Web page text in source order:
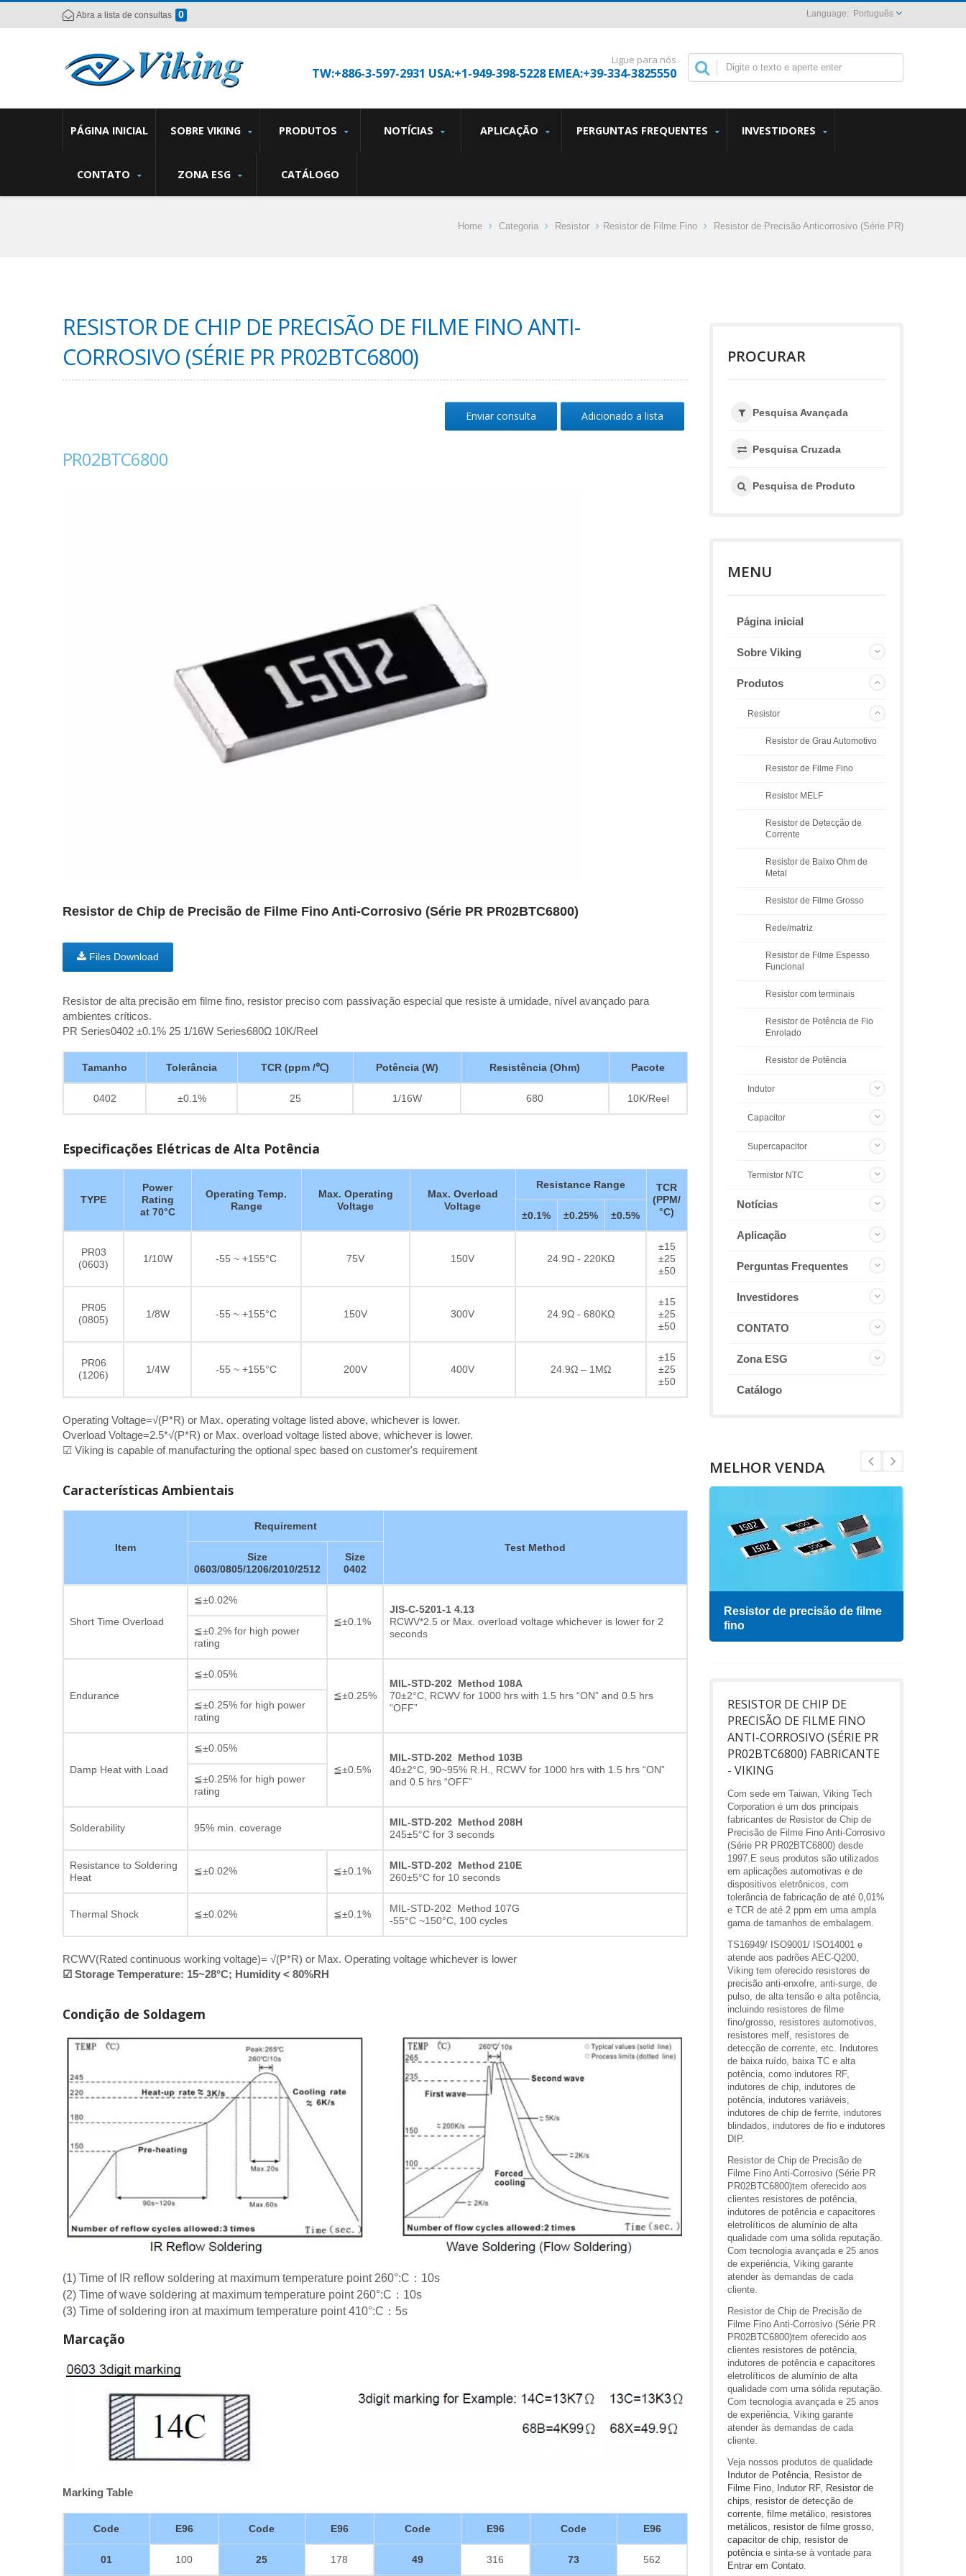
Abra a lista de consultas 0 Português
Ligue para nós
TW:+886-3-597-2931 USA:+1-949-398-5228 EMEA:+39-334-3825550
PÁGINA INICIAL SOBRE VIKING PRODUTOS NOTÍCIAS APLICAÇÃO PERGUNTAS FREQUENTES INVESTIDORES
CONTATO ZONA ESG CATÁLOGO
Home Categoria Resistor Resistor de Filme Fino Resistor de Precisão Anticorrosivo (Série PR)
RESISTOR DE CHIP DE PRECISÃO DE FILME FINO ANTI-
CORROSIVO (SÉRIE PR PR02BTC6800)
Enviar consulta Adicionado a lista
PR02BTC6800
Resistor de Chip de Precisão de Filme Fino Anti-Corrosivo (Série PR PR02BTC6800)
Files Download
Resistor de alta precisão em filme fino, resistor preciso com passivação especial que resiste à umidade, nível avançado para
ambientes críticos.
PR Series0402 ±0.1% 25 1/16W Series680Ω 10K/Reel
Tamanho Tolerância TCR (ppm /℃) Potência (W) Resistência (Ohm) Pacote
0402 ±0.1% 25 1/16W 680 10K/Reel
Especificações Elétricas de Alta Potência
TYPE
Power
Rating
at 70°C
Operating Temp.
Range
Max. Operating
Voltage
Max. Overload
Voltage
Resistance Range
TCR
(PPM/
°C)
±0.1% ±0.25% ±0.5%
PR03
(0603)
1/10W -55 ~ +155°C 75V 150V 24.9Ω - 220KΩ
±15
±25
±50
PR05
(0805)
1/8W -55 ~ +155°C 150V 300V 24.9Ω - 680KΩ
±15
±25
±50
PR06
(1206)
1/4W -55 ~ +155°C 200V 400V 24.9Ω – 1MΩ
±15
±25
±50
Operating Voltage=√(P*R) or Max. operating voltage listed above, whichever is lower.
Overload Voltage=2.5*√(P*R) or Max. overload voltage listed above, whichever is lower.
☑ Viking is capable of manufacturing the optional spec based on customer's requirement
Características Ambientais
Item
Requirement
Test Method
Size
0603/0805/1206/2010/2512
Size
0402
Short Time Overload
≦±0.02%
≦±0.1%
JIS-C-5201-1 4.13
RCWV*2.5 or Max. overload voltage whichever is lower for 2
seconds
≦±0.2% for high power
rating
Endurance
≦±0.05%
≦±0.25%
MIL-STD-202 Method 108A
70±2°C, RCWV for 1000 hrs with 1.5 hrs “ON” and 0.5 hrs
“OFF”
≦±0.25% for high power
rating
Damp Heat with Load
≦±0.05%
≦±0.5%
MIL-STD-202 Method 103B
40±2°C, 90~95% R.H., RCWV for 1000 hrs with 1.5 hrs “ON”
and 0.5 hrs “OFF”
≦±0.25% for high power
rating
Solderability 95% min. coverage
MIL-STD-202 Method 208H
245±5°C for 3 seconds
Resistance to Soldering
Heat
≦±0.02% ≦±0.1%
MIL-STD-202 Method 210E
260±5°C for 10 seconds
Thermal Shock ≦±0.02% ≦±0.1%
MIL-STD-202 Method 107G
-55°C ~150°C, 100 cycles
RCWV(Rated continuous working voltage)= √(P*R) or Max. Operating voltage whichever is lower
☑ Storage Temperature: 15~28°C; Humidity < 80%RH
Condição de Soldagem
(1) Time of IR reflow soldering at maximum temperature point 260°:C：10s
(2) Time of wave soldering at maximum temperature point 260°:C：10s
(3) Time of soldering iron at maximum temperature point 410°:C：5s
Marcação
Marking Table
Code E96 Code E96 Code E96 Code E96
01 100 25 178 49 316 73 562
PROCURAR
Pesquisa Avançada
Pesquisa Cruzada
Pesquisa de Produto
MENU
Página inicial
Sobre Viking
Produtos
Resistor
Resistor de Grau Automotivo
Resistor de Filme Fino
Resistor MELF
Resistor de Detecção de
Corrente
Resistor de Baixo Ohm de
Metal
Resistor de Filme Grosso
Rede/matriz
Resistor de Filme Espesso
Funcional
Resistor com terminais
Resistor de Potência de Fio
Enrolado
Resistor de Potência
Indutor
Capacitor
Supercapacitor
Termistor NTC
Notícias
Aplicação
Perguntas Frequentes
Investidores
CONTATO
Zona ESG
Catálogo
MELHOR VENDA
Resistor de precisão de filme
fino
RESISTOR DE CHIP DE
PRECISÃO DE FILME FINO
ANTI-CORROSIVO (SÉRIE PR
PR02BTC6800) FABRICANTE
- VIKING
Com sede em Taiwan, Viking Tech
Corporation é um dos principais
fabricantes de Resistor de Chip de
Precisão de Filme Fino Anti-Corrosivo
(Série PR PR02BTC6800) desde
1997.E seus produtos são utilizados
em aplicações automotivas e de
dispositivos eletrônicos, com
tolerância de fabricação de até 0,01%
e TCR de até 2 ppm em uma ampla
gama de tamanhos de embalagem.
TS16949/ ISO9001/ ISO14001 e
atende aos padrões AEC-Q200,
Viking tem oferecido resistores de
precisão anti-enxofre, anti-surge, de
pulso, de alta tensão e alta potência,
incluindo resistores de filme
fino/grosso, resistores automotivos,
resistores melf, resistores de
detecção de corrente, etc. Indutores
de baixa ruído, baixa TC e alta
potência, como indutores RF,
indutores de chip, indutores de
potência, indutores variáveis,
indutores de chip de ferrite, indutores
blindados, indutores de fio e indutores
DIP.
Resistor de Chip de Precisão de
Filme Fino Anti-Corrosivo (Série PR
PR02BTC6800)tem oferecido aos
clientes resistores de potência,
indutores de potência e capacitores
eletrolíticos de alumínio de alta
qualidade com uma sólida reputação.
Com tecnologia avançada e 25 anos
de experiência, Viking garante
atender às demandas de cada
cliente.
Resistor de Chip de Precisão de
Filme Fino Anti-Corrosivo (Série PR
PR02BTC6800)tem oferecido aos
clientes resistores de potência,
indutores de potência e capacitores
eletrolíticos de alumínio de alta
qualidade com uma sólida reputação.
Com tecnologia avançada e 25 anos
de experiência, Viking garante
atender às demandas de cada
cliente.
Veja nossos produtos de qualidade
Indutor de Potência, Resistor de
Filme Fino, Indutor RF, Resistor de
chips, resistor de detecção de
corrente, filme metálico, resistores
metálicos, resistor de filme grosso,
capacitor de chip, resistor de
potênciae sinta-se à vontade para
Entrar em Contato.